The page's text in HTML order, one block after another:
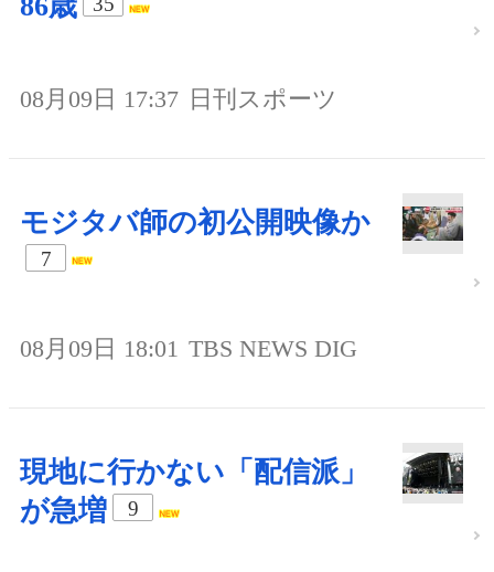
86歳
08月09日 17:37 日刊スポーツ
モジタバ師の初公開映像か
7
08月09日 18:01 TBS NEWS DIG
現地に行かない「配信派」
が急増
9